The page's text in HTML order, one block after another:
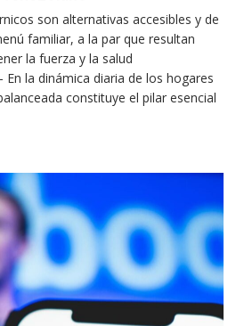
son alternativas accesibles y de
familiar, a la par que resultan
la fuerza y la salud
En la dinámica diaria de los hogares
constituye el pilar esencial